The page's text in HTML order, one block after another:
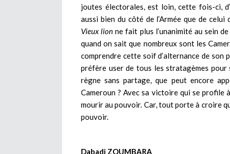
joutes électorales, est loin, cette fois-ci,
aussi bien du côté de l’Armée que de
Vieux lionne fait plus l’unanimité au sein
quand on sait que nombreux sont les
comprendre cette soif d’alternance de
préfère user de tous les stratagèmes
règne sans partage, que peut encore
Cameroun ? Avec sa victoire qui se profile
mourir au pouvoir. Car, tout porte à croire
pouvoir.
Dabadi ZOUMBARA